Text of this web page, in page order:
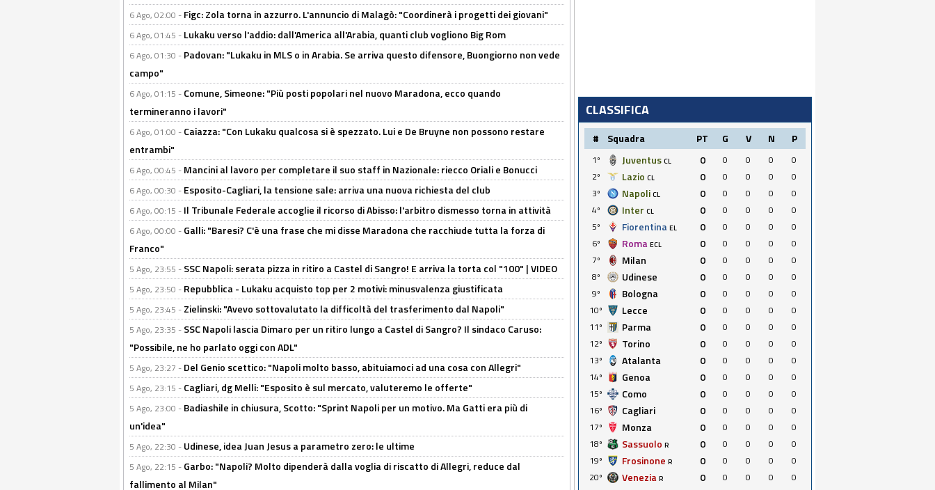
6 Ago, 02:00 - Figc: Zola torna in azzurro. L'annuncio di Malagò: "Coordinerà i progetti dei giovani"
6 Ago, 01:45 - Lukaku verso l'addio: dall'America all'Arabia, quanti club vogliono Big Rom
6 Ago, 01:30 - Padovan: "Lukaku in MLS o in Arabia. Se arriva questo difensore, Buongiorno non vede
campo"
6 Ago, 01:15 - Comune, Simeone: "Più posti popolari nel nuovo Maradona, ecco quando
termineranno i lavori"
6 Ago, 01:00 - Caiazza: "Con Lukaku qualcosa si è spezzato. Lui e De Bruyne non possono restare
entrambi"
6 Ago, 00:45 - Mancini al lavoro per completare il suo staff in Nazionale: riecco Oriali e Bonucci
6 Ago, 00:30 - Esposito-Cagliari, la tensione sale: arriva una nuova richiesta del club
6 Ago, 00:15 - Il Tribunale Federale accoglie il ricorso di Abisso: l'arbitro dismesso torna in attività
6 Ago, 00:00 - Galli: "Baresi? C'è una frase che mi disse Maradona che racchiude tutta la forza di
Franco"
5 Ago, 23:55 - SSC Napoli: serata pizza in ritiro a Castel di Sangro! E arriva la torta col "100" | VIDEO
5 Ago, 23:50 - Repubblica - Lukaku acquisto top per 2 motivi: minusvalenza giustificata
5 Ago, 23:45 - Zielinski: "Avevo sottovalutato la difficoltà del trasferimento dal Napoli"
5 Ago, 23:35 - SSC Napoli lascia Dimaro per un ritiro lungo a Castel di Sangro? Il sindaco Caruso:
"Possibile, ne ho parlato oggi con ADL"
5 Ago, 23:27 - Del Genio scettico: "Napoli molto basso, abituiamoci ad una cosa con Allegri"
5 Ago, 23:15 - Cagliari, dg Melli: "Esposito è sul mercato, valuteremo le offerte"
5 Ago, 23:00 - Badiashile in chiusura, Scotto: "Sprint Napoli per un motivo. Ma Gatti era più di
un'idea"
5 Ago, 22:30 - Udinese, idea Juan Jesus a parametro zero: le ultime
5 Ago, 22:15 - Garbo: "Napoli? Molto dipenderà dalla voglia di riscatto di Allegri, reduce dal
fallimento al Milan"
CLASSIFICA
# Squadra PT G V N P
1º Juventus CL 0 0 0 0
0
2º
Lazio CL 0 0 0 0
0
3º
Napoli CL 0 0 0 0
0
4º
Inter CL 0 0 0 0
0
5º
Fiorentina EL 0 0 0 0
0
6º
Roma ECL 0 0 0 0
0
7º
Milan 0 0 0 0
0
8º
Udinese 0 0 0 0
0
9º
Bologna 0 0 0 0
0
10º
Lecce 0 0 0 0
0
11º
Parma 0 0 0 0
0
12º
Torino 0 0 0 0
0
13º
Atalanta 0 0 0 0
0
14º
Genoa 0 0 0 0
0
15º
Como 0 0 0 0
0
16º
Cagliari 0 0 0 0
0
17º
Monza 0 0 0 0
0
18º
Sassuolo R 0 0 0 0
0
19º
Frosinone R 0 0 0 0
0
20º
Venezia R 0 0 0 0 0